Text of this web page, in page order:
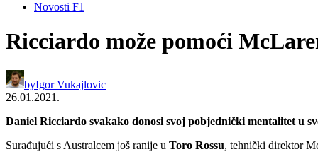
Novosti F1
Ricciardo može pomoći
byIgor Vukajlovic
26.01.2021.
Daniel Ricciardo svakako donosi svoj pobjednički mentalitet u
Surađujući s Australcem još ranije u Toro Rossu, tehnički direktor